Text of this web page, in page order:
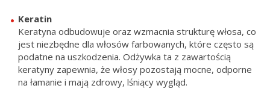
Keratin
Keratyna odbudowuje oraz wzmacnia strukturę włosa, co
jest niezbędne dla włosów farbowanych, które często są
podatne na uszkodzenia. Odżywka ta z zawartością
keratyny zapewnia, że włosy pozostają mocne, odporne
na łamanie i mają zdrowy, lśniący wygląd.